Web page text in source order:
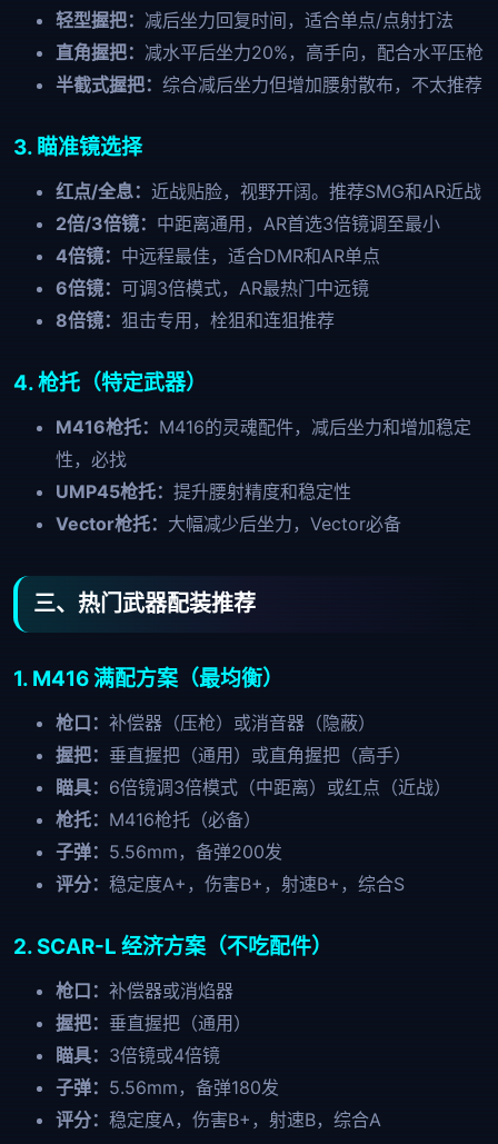
轻型握把： 减后坐力回复时间，适合单点/点射打法
直角握把： 减水平后坐力20%，高手向，配合水平压枪
半截式握把： 综合减后坐力但增加腰射散布，不太推荐
3. 瞄准镜选择
红点/全息： 近战贴脸，视野开阔。推荐SMG和AR近战
2倍/3倍镜： 中距离通用，AR首选3倍镜调至最小
4倍镜： 中远程最佳，适合DMR和AR单点
6倍镜： 可调3倍模式，AR最热门中远镜
8倍镜： 狙击专用，栓狙和连狙推荐
4. 枪托（特定武器）
M416枪托： M416的灵魂配件，减后坐力和增加稳定
性，必找
UMP45枪托： 提升腰射精度和稳定性
Vector枪托： 大幅减少后坐力，Vector必备
三、热门武器配装推荐
1. M416 满配方案（最均衡）
枪口： 补偿器（压枪）或消音器（隐蔽）
握把： 垂直握把（通用）或直角握把（高手）
瞄具： 6倍镜调3倍模式（中距离）或红点（近战）
枪托： M416枪托（必备）
子弹： 5.56mm，备弹200发
评分： 稳定度A+，伤害B+，射速B+，综合S
2. SCAR-L 经济方案（不吃配件）
枪口： 补偿器或消焰器
握把： 垂直握把（通用）
瞄具： 3倍镜或4倍镜
子弹： 5.56mm，备弹180发
评分： 稳定度A，伤害B+，射速B，综合A